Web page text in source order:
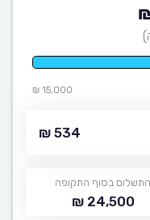
15,000 ₪
534 ₪
התשלום בסוף התקופה
24,500 ₪